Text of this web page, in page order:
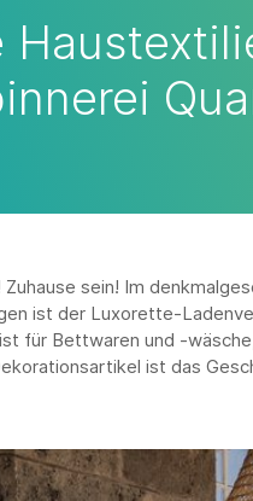
Zuhause sein! Im
ist der Luxorette-
für Bettwaren und -
ist das